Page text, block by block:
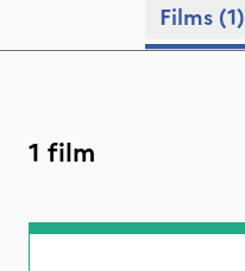
Films (1)
1 film